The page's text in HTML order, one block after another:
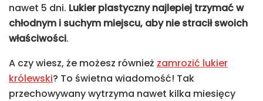
nawet 5 dni. Lukier plastyczny najlepiej trzymać w
chłodnym i suchym miejscu, aby nie stracił swoich
właściwości.
A czy wiesz, że możesz również zamrozić lukier
królewski? To świetna wiadomość! Tak
przechowywany wytrzyma nawet kilka miesięcy